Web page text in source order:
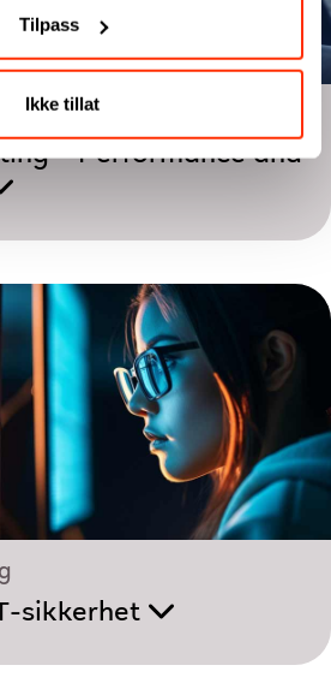
Tilpass
Ikke tillat
– Performance and
sikkerhet